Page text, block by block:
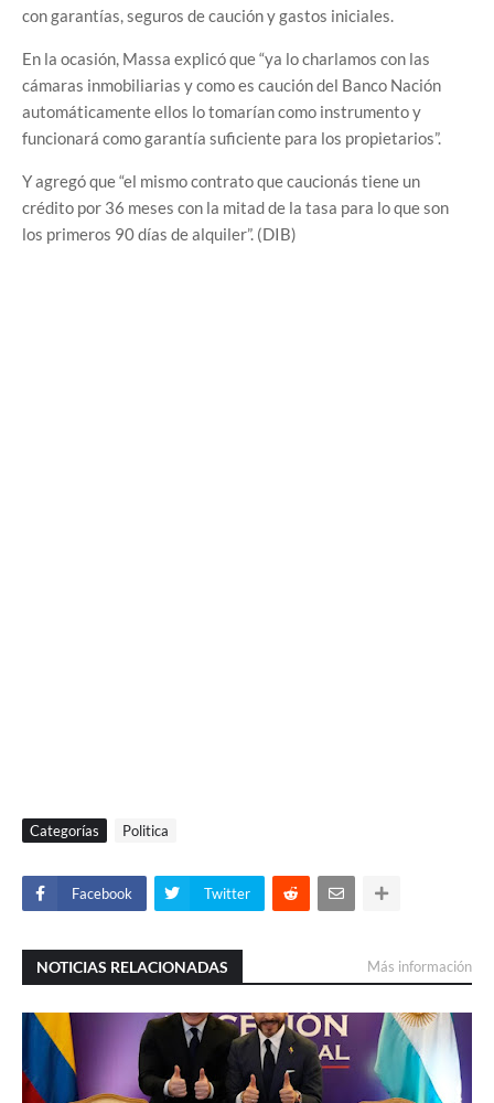
con garantías, seguros de caución y gastos iniciales.
En la ocasión, Massa explicó que “ya lo charlamos con las
cámaras inmobiliarias y como es caución del Banco Nación
automáticamente ellos lo tomarían como instrumento y
funcionará como garantía suficiente para los propietarios”.
Y agregó que “el mismo contrato que caucionás tiene un
crédito por 36 meses con la mitad de la tasa para lo que son
los primeros 90 días de alquiler”. (DIB)
Categorías Politica
Facebook Twitter
NOTICIAS RELACIONADAS Más información